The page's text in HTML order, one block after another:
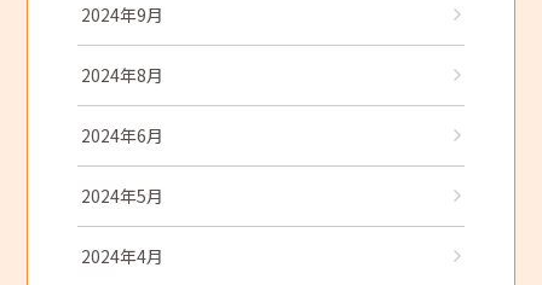
2024年9月
2024年8月
2024年6月
2024年5月
2024年4月